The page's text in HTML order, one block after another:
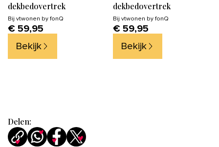
dekbedovertrek
Bij vtwonen by fonQ
€ 59,95
Bekijk
dekbedovertrek
Bij vtwonen by fonQ
€ 59,95
Bekijk
Delen: